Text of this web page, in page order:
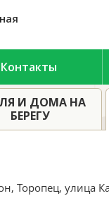
Контакты
Карла Маркса, 44
И ДОМА НА
БЕРЕГУ
Торопец, улица